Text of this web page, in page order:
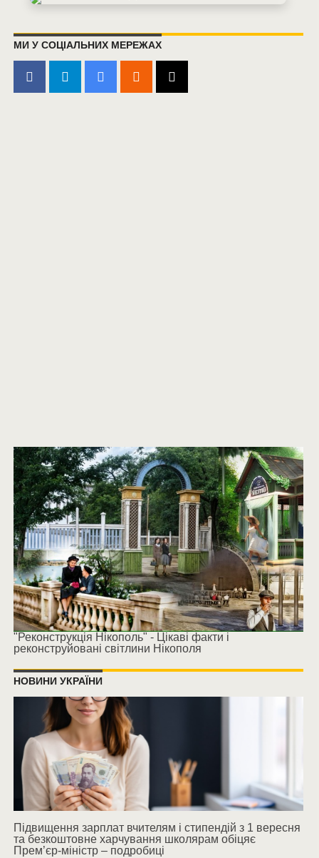
МИ У СОЦІАЛЬНИХ МЕРЕЖАХ
"Реконструкція Нікополь" - Цікаві факти і
реконструйовані світлини Нікополя
НОВИНИ УКРАЇНИ
Підвищення зарплат вчителям і стипендій з 1 вересня
та безкоштовне харчування школярам обіцяє
Прем’єр-міністр – подробиці